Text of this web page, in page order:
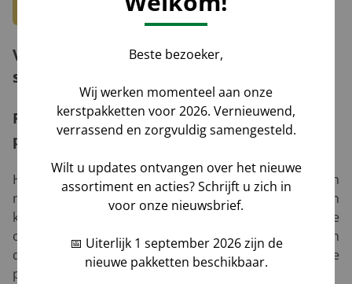
Ontdek hier ons duurzame assortiment
Verantwoorde food-producten met
smaak, veiligheid en keurmerken
Proces- en ketenborging van onze food
partners
Het kerstpakket begon in de negentiende eeuw als een
mand voor luxe etenswaren waarmee boeren hun
knechten bedankten. Inmiddels zijn de inhoud en de
ontvangers véél gevarieerder geworden. Maar één
ding is na al die jaren onveranderd gebleven: de
prominente plaats van eten en drinken.
Beste bezoeker,
Wij werken momenteel aan onze
kerstpakketten voor 2026. Vernieuwend,
verrassend en zorgvuldig samengesteld.
Wilt u updates ontvangen over het nieuwe
assortiment en acties? Schrijft u zich in
voor onze nieuwsbrief.
📅 Uiterlijk 1 september 2026 zijn de
nieuwe pakketten beschikbaar.